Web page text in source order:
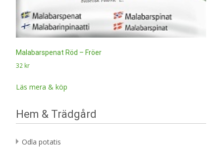
Malabarspenat Röd – Fröer
32 kr
Läs mera & köp
Hem & Trädgård
Odla potatis